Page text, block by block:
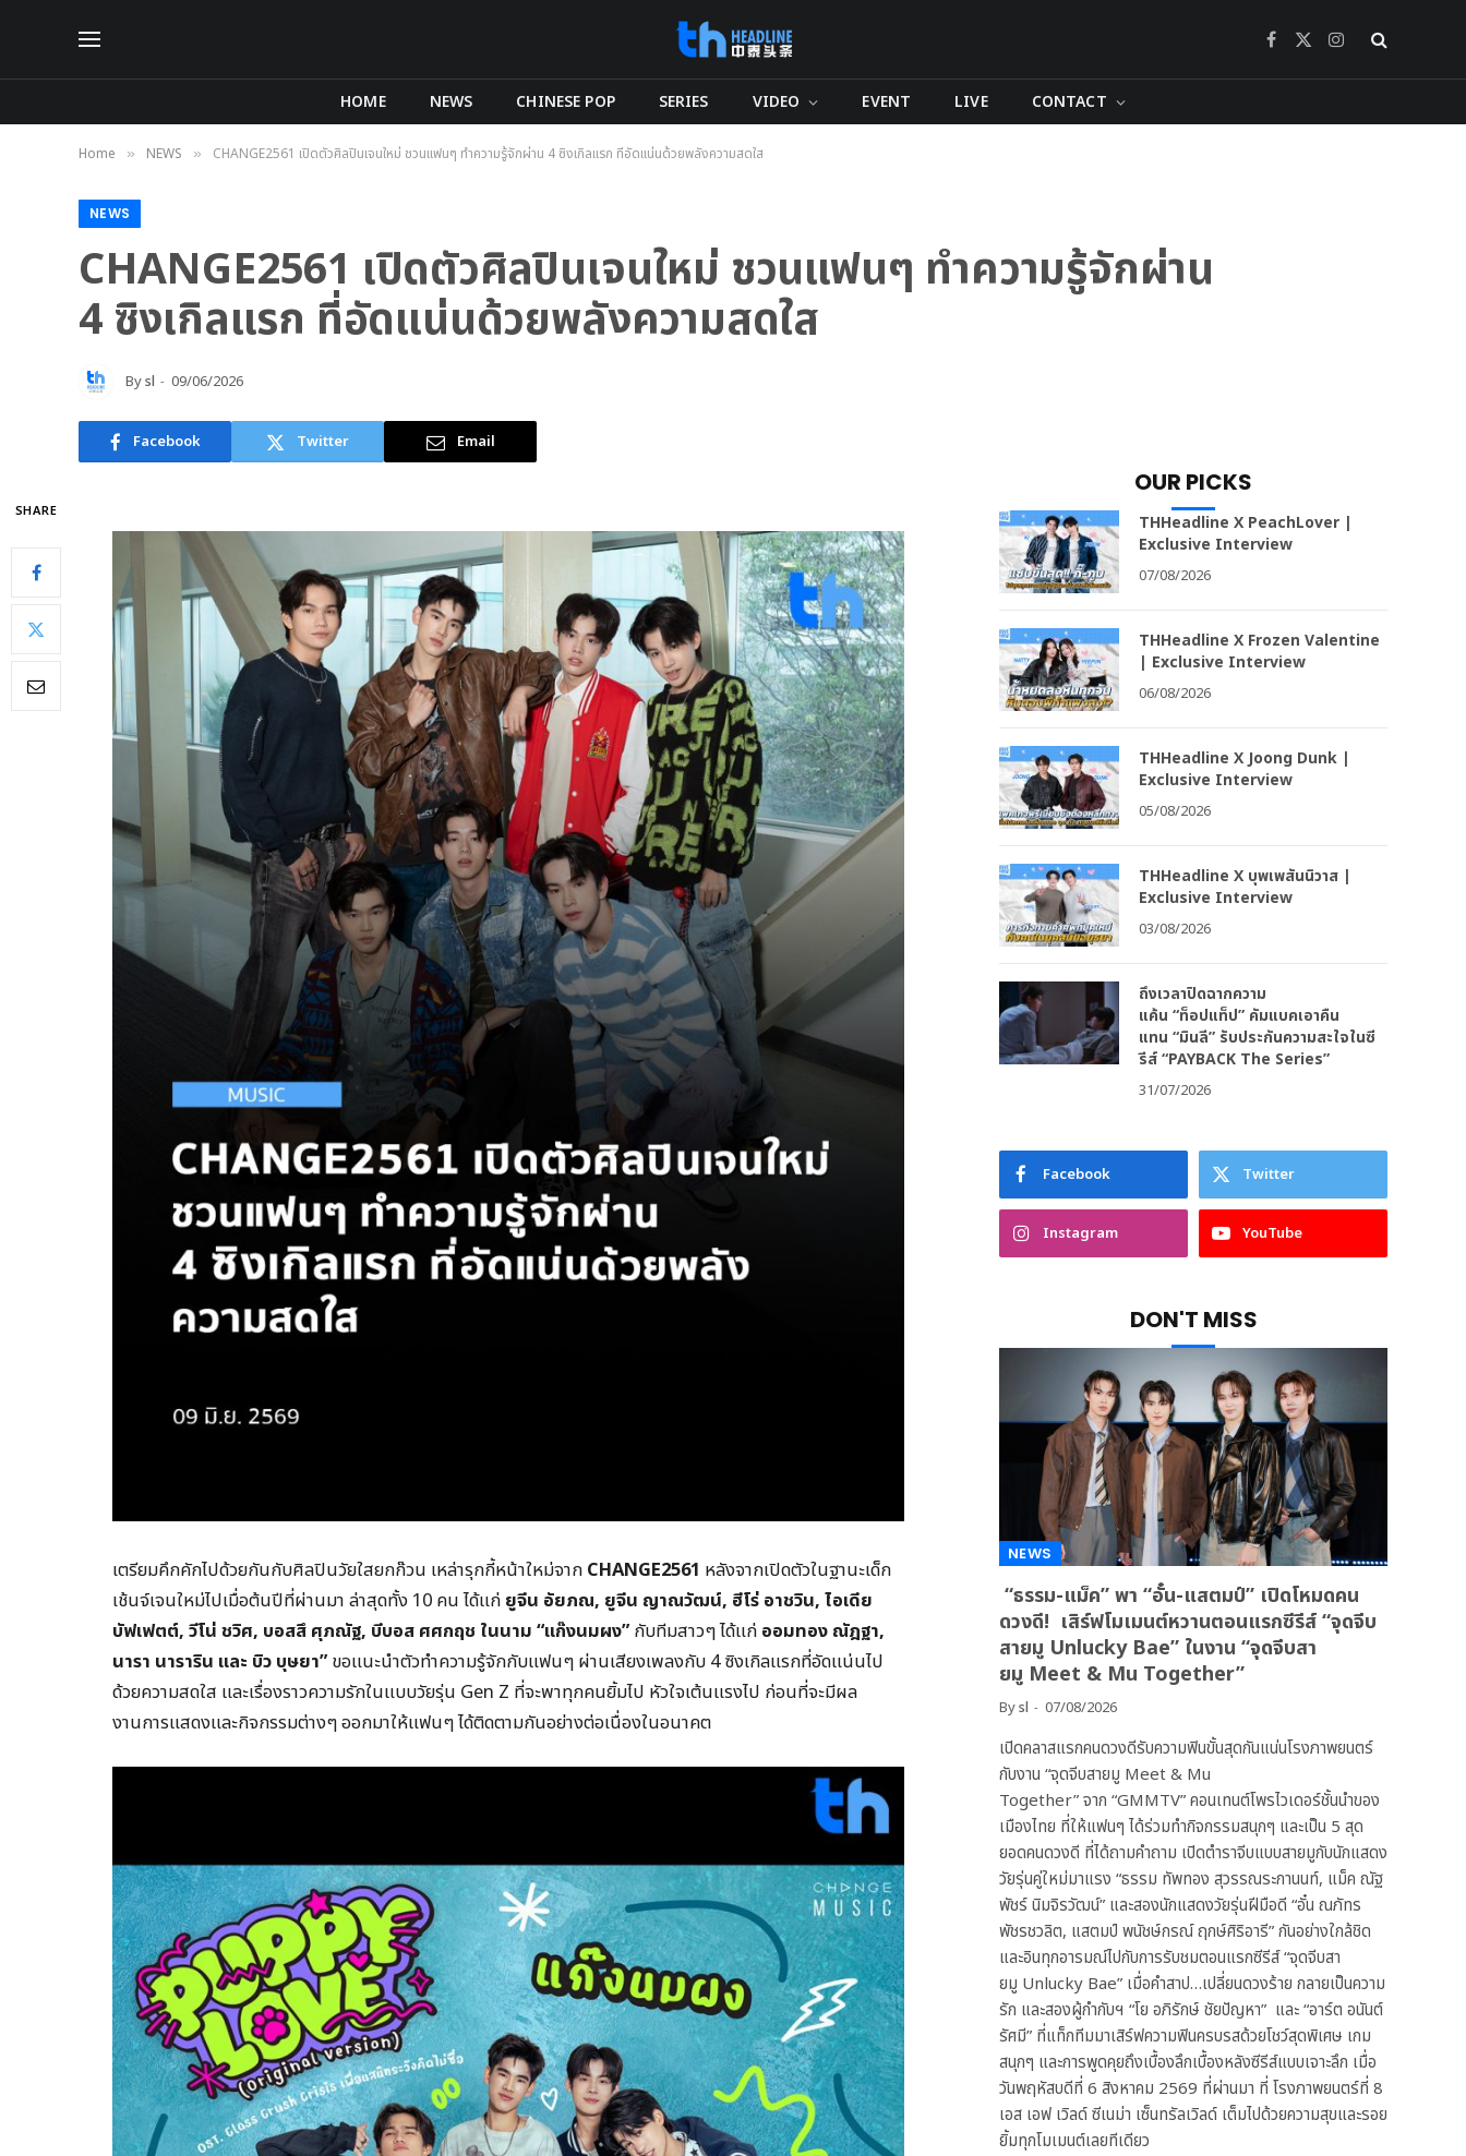
Facebook
X
Instagram
HOME NEWS CHINESE POP SERIES VIDEO EVENT LIVE CONTACT
Home » NEWS » CHANGE2561 เปิดตัวศิลปินเจนใหม่ ชวนแฟนๆ ทำความรู้จักผ่าน 4 ซิงเกิลแรก ที่อัดแน่นด้วยพลังความสดใส
NEWS
CHANGE2561 เปิดตัวศิลปินเจนใหม่ ชวนแฟนๆ ทำความรู้จักผ่าน
4 ซิงเกิลแรก ที่อัดแน่นด้วยพลังความสดใส
Bysl 09/06/2026
Facebook Twitter Email
SHARE
เตรียมคึกคักไปด้วยกันกับศิลปินวัยใสยกก๊วน เหล่ารุกกี้หน้าใหม่จาก CHANGE2561 หลังจากเปิดตัวในฐานะเด็ก
เช้นจ์เจนใหม่ไปเมื่อต้นปีที่ผ่านมา ล่าสุดทั้ง 10 คน ได้แก่ ยูจีน อัยภณ, ยูจีน ญาณวัฒน์, ฮีโร่ อาชวิน, ไอเดีย
บัฟเฟตต์, วีโน่ ชวิศ, บอสสึ ศุภณัฐ, บีบอส ศศกฤช ในนาม “แก๊งนมผง” กับทีมสาวๆ ได้แก่ ออมทอง ณัฎฐา,
นารา นาราริน และ บิว บุษยา” ขอแนะนำตัวทำความรู้จักกับแฟนๆ ผ่านเสียงเพลงกับ 4 ซิงเกิลแรกที่อัดแน่นไป
ด้วยความสดใส และเรื่องราวความรักในแบบวัยรุ่น Gen Z ที่จะพาทุกคนยิ้มไป หัวใจเต้นแรงไป ก่อนที่จะมีผล
งานการแสดงและกิจกรรมต่างๆ ออกมาให้แฟนๆ ได้ติดตามกันอย่างต่อเนื่องในอนาคต
OUR PICKS
THHeadline X PeachLover |
Exclusive Interview
07/08/2026
THHeadline X Frozen Valentine
| Exclusive Interview
06/08/2026
THHeadline X Joong Dunk |
Exclusive Interview
05/08/2026
THHeadline X บุพเพสันนิวาส |
Exclusive Interview
03/08/2026
ถึงเวลาปิดฉากความ
แค้น “ท็อปแท็ป” คัมแบคเอาคืน
แทน “มินลี” รับประกันความสะใจในซี
รีส์ “PAYBACK The Series”
31/07/2026
Facebook Twitter
Instagram YouTube
DON'T MISS
NEWS
“ธรรม-แม็ค” พา “อั๋น-แสตมป์” เปิดโหมดคน
ดวงดี! เสิร์ฟโมเมนต์หวานตอนแรกซีรีส์ “จุดจีบ
สายมู Unlucky Bae” ในงาน “จุดจีบสา
ยมู Meet & Mu Together”
Bysl 07/08/2026
เปิดคลาสแรกคนดวงดีรับความฟินขั้นสุดกันแน่นโรงภาพยนตร์
กับงาน “จุดจีบสายมู Meet & Mu
Together” จาก “GMMTV” คอนเทนต์โพรไวเดอร์ชั้นนำของ
เมืองไทย ที่ให้แฟนๆ ได้ร่วมทำกิจกรรมสนุกๆ และเป็น 5 สุด
ยอดคนดวงดี ที่ได้ถามคำถาม เปิดตำราจีบแบบสายมูกับนักแสดง
วัยรุ่นคู่ใหม่มาแรง “ธรรม ทัพทอง สุวรรณระกานนท์, แม็ค ณัฐ
พัชร์ นิมจิรวัฒน์” และสองนักแสดงวัยรุ่นฝีมือดี “อั๋น ณภัทร
พัชรชวลิต, แสตมป์ พนัชษ์กรณ์ ฤกษ์ศิริอารี” กันอย่างใกล้ชิด
และอินทุกอารมณ์ไปกับการรับชมตอนแรกซีรีส์ “จุดจีบสา
ยมู Unlucky Bae” เมื่อคำสาป…เปลี่ยนดวงร้าย กลายเป็นความ
รัก และสองผู้กำกับฯ “โย อภิรักษ์ ชัยปัญหา” และ “อาร์ต อนันต์
รัศมี” ที่แท็กทีมมาเสิร์ฟความฟินครบรสด้วยโชว์สุดพิเศษ เกม
สนุกๆ และการพูดคุยถึงเบื้องลึกเบื้องหลังซีรีส์แบบเจาะลึก เมื่อ
วันพฤหัสบดีที่ 6 สิงหาคม 2569 ที่ผ่านมา ที่ โรงภาพยนตร์ที่ 8
เอส เอฟ เวิลด์ ซีเนม่า เซ็นทรัลเวิลด์ เต็มไปด้วยความสุขและรอย
ยิ้มทุกโมเมนต์เลยทีเดียว